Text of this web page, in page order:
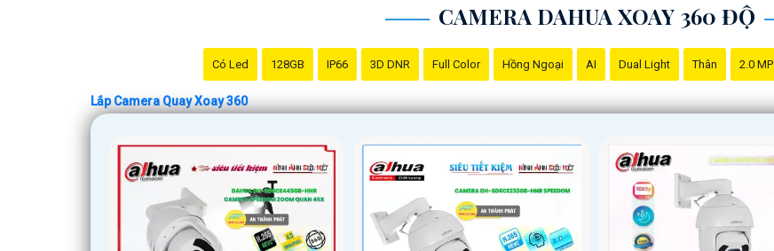
CAMERA DAHUA XOAY 360 ĐỘ
Có Led 128GB IP66 3D DNR Full Color Hồng Ngoại AI Dual Light Thân 2.0 MP
Lắp Camera Quay Xoay 360